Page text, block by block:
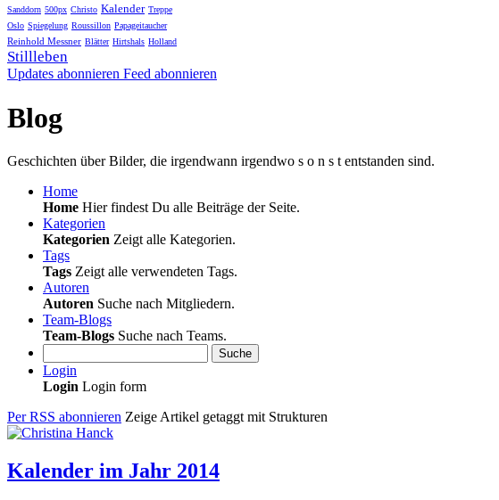
Sanddorn 500px Christo Kalender Treppe
Oslo Spiegelung Roussillon Papageitaucher
Reinhold Messner Blätter Hirtshals Holland
Stillleben
Updates abonnieren Feed abonnieren
Blog
Geschichten über Bilder, die irgendwann irgendwo s o n s t entstanden sind.
Home
Home Hier findest Du alle Beiträge der Seite.
Kategorien
Kategorien Zeigt alle Kategorien.
Tags
Tags Zeigt alle verwendeten Tags.
Autoren
Autoren Suche nach Mitgliedern.
Team-Blogs
Team-Blogs Suche nach Teams.
Suche
Login
Login Login form
Per RSS abonnieren Zeige Artikel getaggt mit Strukturen
Kalender im Jahr 2014